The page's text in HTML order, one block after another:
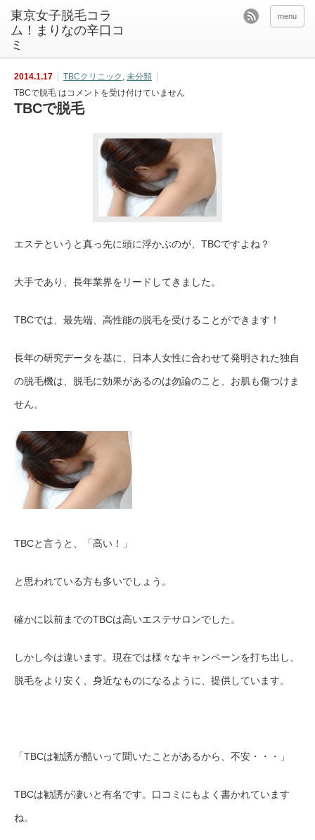
東京女子脱毛コラ
ム！まりなの辛口コ
ミ
menu
2014.1.17 TBCクリニック , 未分類
TBCで脱毛 はコメントを受け付けていません
TBCで脱毛
エステというと真っ先に頭に浮かぶのが、TBCですよね？
大手であり、長年業界をリードしてきました。
TBCでは、最先端、高性能の脱毛を受けることができます！
長年の研究データを基に、日本人女性に合わせて発明された独自
の脱毛機は、脱毛に効果があるのは勿論のこと、お肌も傷つけま
せん。
TBCと言うと、「高い！」
と思われている方も多いでしょう。
確かに以前までのTBCは高いエステサロンでした。
しかし今は違います。現在では様々なキャンペーンを打ち出し、
脱毛をより安く、身近なものになるように、提供しています。
「TBCは勧誘が酷いって聞いたことがあるから、不安・・・」
TBCは勧誘が凄いと有名です。口コミにもよく書かれています
ね。